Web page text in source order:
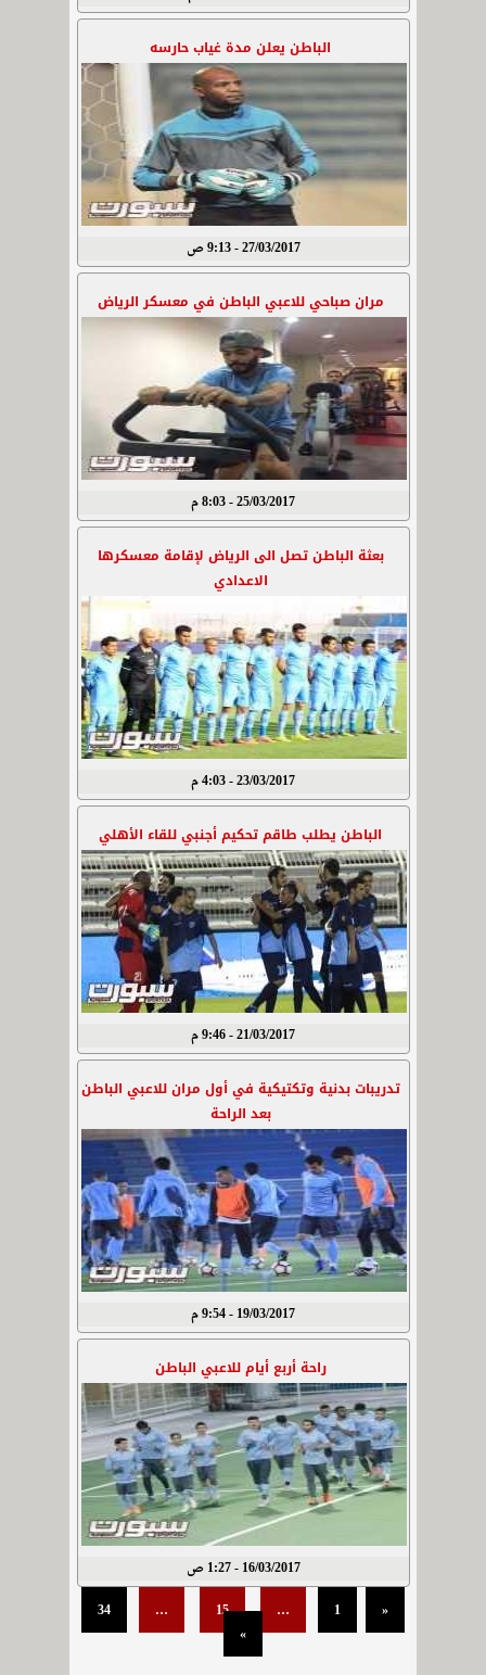
الباطن يعلن مدة غياب حارسه
27/03/2017 - 9:13 ص
مران صباحي للاعبي الباطن في معسكر الرياض
25/03/2017 - 8:03 م
بعثة الباطن تصل الى الرياض لإقامة معسكرها
الاعدادي
23/03/2017 - 4:03 م
الباطن يطلب طاقم تحكيم أجنبي للقاء الأهلي
21/03/2017 - 9:46 م
تدريبات بدنية وتكتيكية في أول مران للاعبي الباطن
بعد الراحة
19/03/2017 - 9:54 م
راحة أربع أيام للاعبي الباطن
16/03/2017 - 1:27 ص
«
1
…
15
…
34
»